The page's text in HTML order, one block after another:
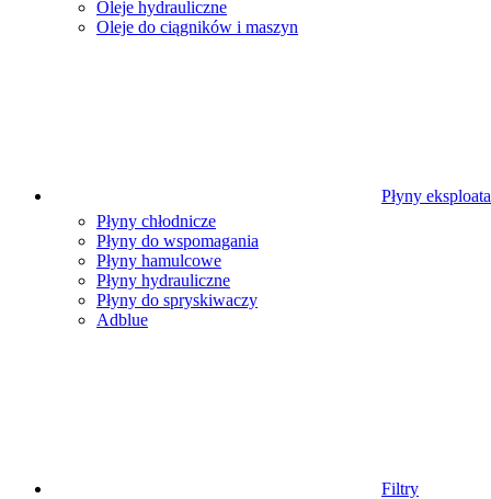
Oleje hydrauliczne
Oleje do ciągników i maszyn
Płyny
Płyny chłodnicze
Płyny do wspomagania
Płyny hamulcowe
Płyny hydrauliczne
Płyny do spryskiwaczy
Adblue
Filtry